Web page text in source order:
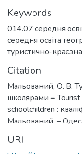
Keywords
014.07 середня
середня освіта
туристично-
Citation
Мальований, О. В.
школярами = Tourist
schoolchildren :
Мальований. –
URI